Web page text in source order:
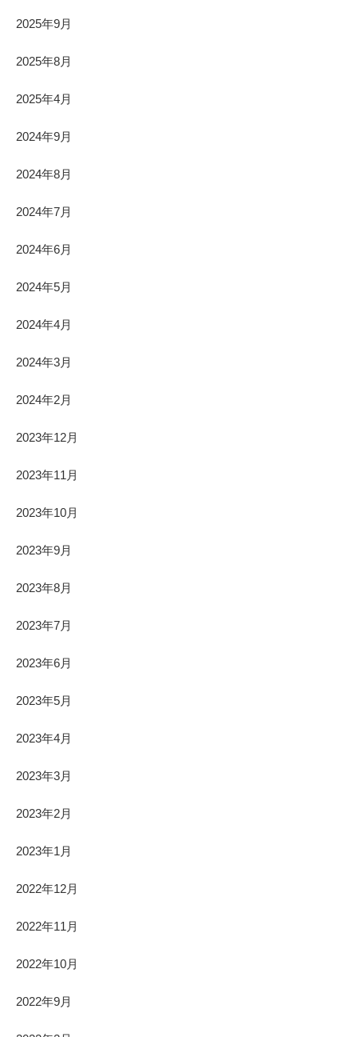
2025年9月
2025年8月
2025年4月
2024年9月
2024年8月
2024年7月
2024年6月
2024年5月
2024年4月
2024年3月
2024年2月
2023年12月
2023年11月
2023年10月
2023年9月
2023年8月
2023年7月
2023年6月
2023年5月
2023年4月
2023年3月
2023年2月
2023年1月
2022年12月
2022年11月
2022年10月
2022年9月